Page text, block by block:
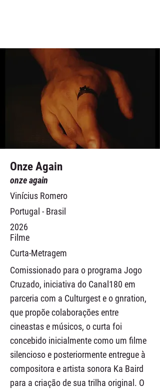
Onze Again
onze again
Vinícius Romero
Portugal - Brasil
2026
Filme
Curta-Metragem
Comissionado para o programa Jogo
Cruzado, iniciativa do Canal180 em
parceria com a Culturgest e o gnration,
que propõe colaborações entre
cineastas e músicos, o curta foi
concebido inicialmente como um filme
silencioso e posteriormente entregue à
compositora e artista sonora Ka Baird
para a criação de sua trilha original. O